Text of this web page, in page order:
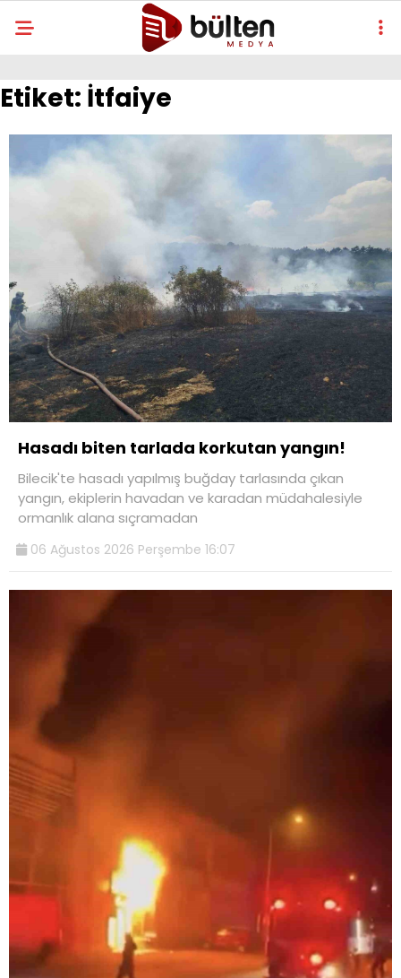
Etiket: İtfaiye
Hasadı biten tarlada korkutan yangın!
Bilecik'te hasadı yapılmış buğday tarlasında çıkan
yangın, ekiplerin havadan ve karadan müdahalesiyle
ormanlık alana sıçramadan
06 Ağustos 2026 Perşembe 16:07